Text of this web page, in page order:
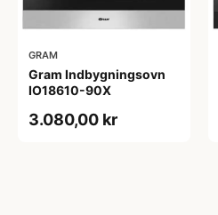
GRAM
Gram Indbygningsovn
IO18610-90X
3.080,00 kr